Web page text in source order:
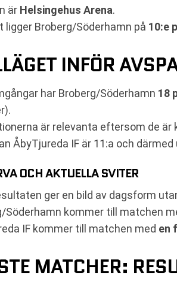
är Helsingehus Arena.
ligger Broberg/Söderhamn på 10:e
INFÖR
har Broberg/Söderhamn 18
är relevanta eftersom de
ÅbyTjureda IF är 11:a och
OCH AKTUELLA SVITER
ger en bild av dagsform
Söderhamn kommer till matchen
IF kommer till matchen med en
MATCHER: